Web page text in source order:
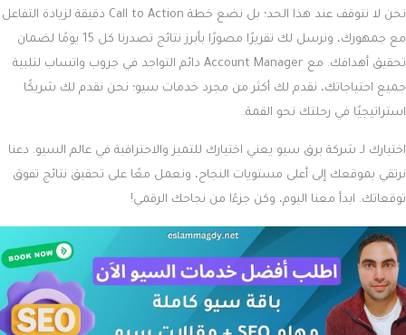
نحن لا نتوقف عند هذا الحد؛ بل نضع خطة Call to Action دقيقة لزيادة التفاعل
مع جمهورك، ونرسل لك تقريرًا مصورًا بأبرز نتائج تصدرنا كل 15 يومًا لضمان
تحقيق أهدافك. مع Account Manager دائم التواجد في جروب واتساب لتلبية
جميع احتياجاتك، نقدم لك أكثر من مجرد خدمات سيو؛ نحن نقدم لك شريكًا
استراتيجيًا في رحلتك نحو القمة.
اختيارك لـ شركة برق سيو يعني اختيارك للتميز والاحترافية في عالم السيو. دعنا
نرتقي بموقعك إلى أعلى مستويات النجاح، ونعمل معًا على تحقيق نتائج تفوق
توقعاتك. ابدأ معنا اليوم، وكن جزءًا من نجاحك الرقمي!